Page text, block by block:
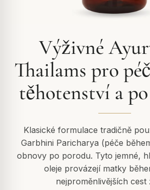
Výživné
Thailams pro
těhotenství a
Klasické formulace tradičně
Garbhini Paricharya (péče
obnovy po porodu. Tyto jemné,
oleje provázejí matky
nejproměnlivějších cest